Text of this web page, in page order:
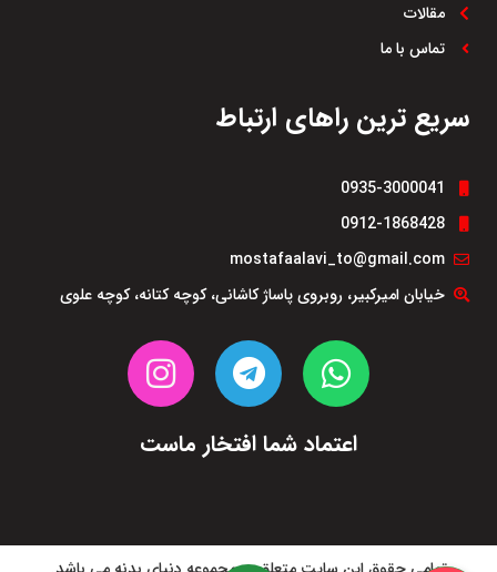
مقالات
تماس با ما
سریع ترین راهای ارتباط
0935-3000041
0912-1868428
mostafaalavi_to@gmail.com
خیابان امیرکبیر، روبروی پاساژ کاشانی، کوچه کتانه، کوچه علوی
اعتماد شما افتخار ماست